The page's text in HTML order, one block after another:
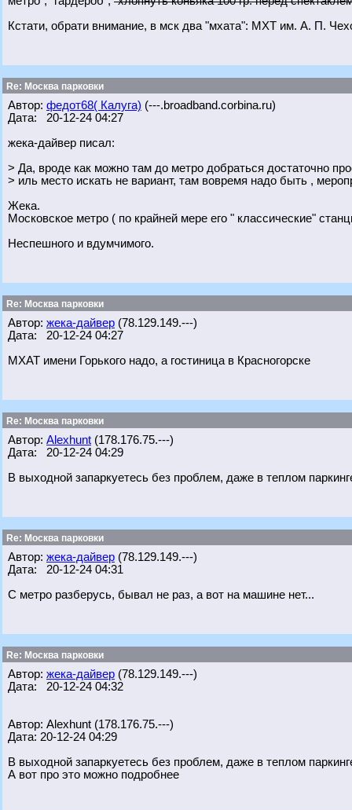
Кстати, обрати внимание, в мск два "мхата": МХТ им. А. П.
Re: Москва парковки
Автор: федот68( Калуга) (---.broadband.corbina.ru)
Дата: 20-12-24 04:27
жека-дайвер писал:
> Да, вроде как можно там до метро добраться достаточно
> иль место искать не вариант, там вовремя надо быть ,
Жека.
Московское метро ( по крайней мере его " классические"
Неспешного и вдумчимого.
Re: Москва парковки
Автор: жека-дайвер (78.129.149.---)
Дата: 20-12-24 04:27
МХАТ имени Горького надо, а гостиница в Красногорске
Re: Москва парковки
Автор: Alexhunt (178.176.75.---)
Дата: 20-12-24 04:29
В выходной запаркуетесь без проблем, даже в теплом
Re: Москва парковки
Автор: жека-дайвер (78.129.149.---)
Дата: 20-12-24 04:31
С метро разберусь, бывал не раз, а вот на машине нет...
Re: Москва парковки
Автор: жека-дайвер (78.129.149.---)
Дата: 20-12-24 04:32
Автор: Alexhunt (178.176.75.---)
Дата: 20-12-24 04:29
В выходной запаркуетесь без проблем, даже в теплом
А вот про это можно подробнее